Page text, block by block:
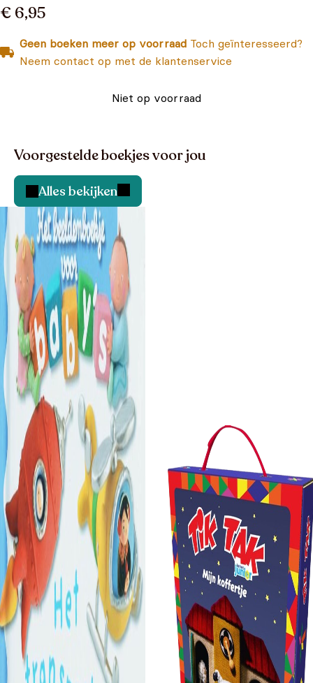
€ 6,95
Geen boeken meer op voorraad Toch geïnteresseerd?
Neem contact op met de klantenservice
Niet op voorraad
Voorgestelde boekjes voor jou
Alles bekijken